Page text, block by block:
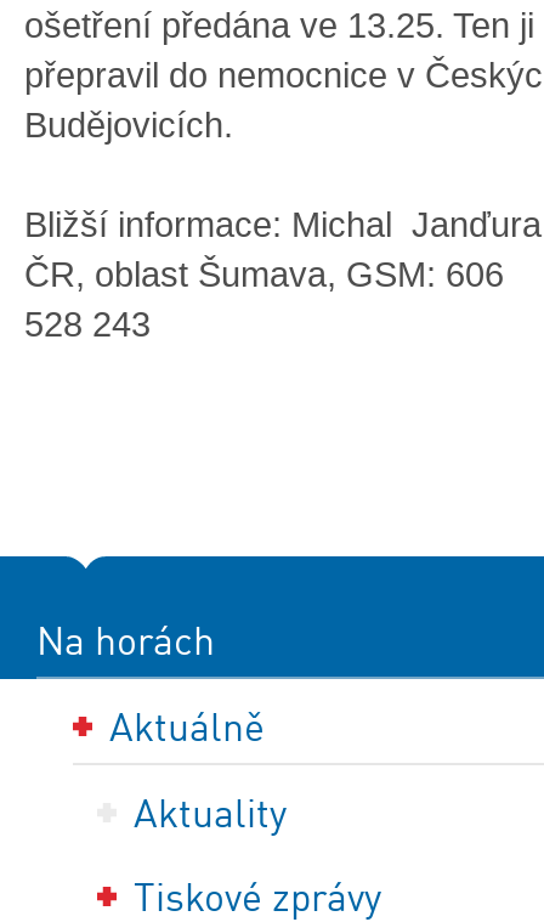
ošetření předána ve 13.25. Ten
přepravil do nemocnice v
Budějovicích.
Bližší informace: Michal
ČR, oblast Šumava, GSM: 606
528 243
Na horách
Aktuálně
Aktuality
Tiskové zprávy